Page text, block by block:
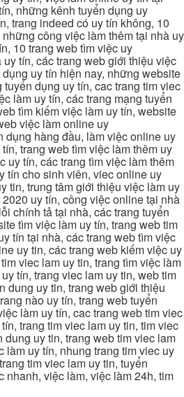
những kênh tuyển dụng uy
trang indeed có uy tín không, 10
công việc làm thêm tại nhà uy
10 trang web tìm việc uy
tín, các trang web giới thiệu việc
uy tín hiện nay, những website
dụng uy tín, cac trang tim viec
làm uy tín, các trang mạng tuyển
tìm kiếm việc làm uy tín, website
việc làm online uy
dụng hàng đầu, làm việc online uy
trang web tìm việc làm thêm uy
uy tín, các trang tìm việc làm thêm
tín cho sinh viên, viec online uy
tin, trung tâm giới thiệu việc làm uy
uy tín, công việc online tại nhà
chính tả tại nhà, các trang tuyển
tìm việc làm uy tín, trang web tim
tín tại nhà, các trang web tìm việc
uy tin, các trang web kiếm việc uy
viec lam uy tin, trang tìm việc làm
tín, trang viec lam uy tin, web tim
dung uy tin, trang web giới thiệu
nào uy tín, trang web tuyển
làm uy tín, cac trang web tim viec
trang tim viec lam uy tin, tim viec
dung uy tin, trang web tim viec lam
làm uy tín, nhung trang tim viec uy
tim viec lam uy tin, tuyển
nhanh, việc làm, việc làm 24h, tim